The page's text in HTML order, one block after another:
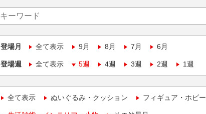
登場月 全て表示 9月 8月 7月 6月
登場週 全て表示 5週 4週 3週 2週 1週
全て表示 ぬいぐるみ・クッション フィギュア・ホビー